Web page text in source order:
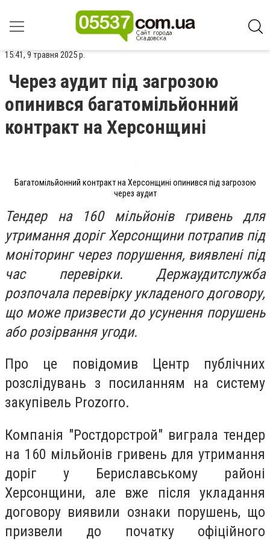
15:41, 9 травня 2025 р.
Через аудит під загрозою
опинився багатомільйонний
контракт на Херсонщині
Багатомільйонний контракт на Херсонщині опинився під загрозою
через аудит
Тендер на 160 мільйонів гривень для
утримання доріг Херсонщини потрапив під
моніторинг через порушення, виявлені під
час перевірки. Держаудитслужба
розпочала перевірку укладеного договору,
що може призвести до усунення порушень
або розірвання угоди.
Про це повідомив Центр публічних
розслідувань з посиланням на систему
закупівель Prozorro.
Компанія "Ростдорстрой" виграла тендер
на 160 мільйонів гривень для утримання
доріг у Бериславському районі
Херсонщини, але вже після укладання
договору виявили ознаки порушень, що
призвели до початку офіційного